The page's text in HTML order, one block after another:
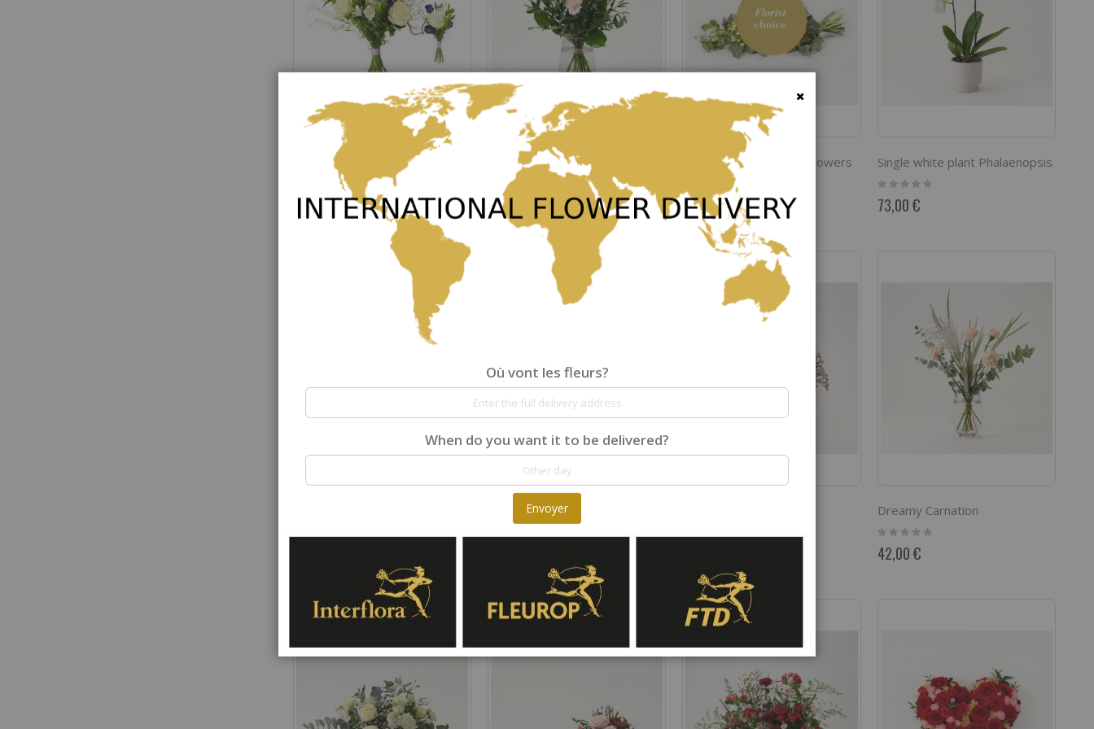
Babybirth bouquet
96,00 €
Bouquet Thoughtful
Rating:
56,00 €
Bouquet of Mixed Cut Flowers
0%
43,00 €
Single white plant Phalaenopsis
Rating:
0%
73,00 €
0%
Funeral Arrangement
0% 0%
Dreamy Carnation
Rating:
0%
42,00 €
Où vont les fleurs?
When do you want it to be delivered?
Envoyer